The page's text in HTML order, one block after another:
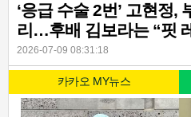
‘응급 수술 2번’ 고현정,
리…후배 김보라는 “핏
2026-07-09 08:31:18
카카오 MY뉴스